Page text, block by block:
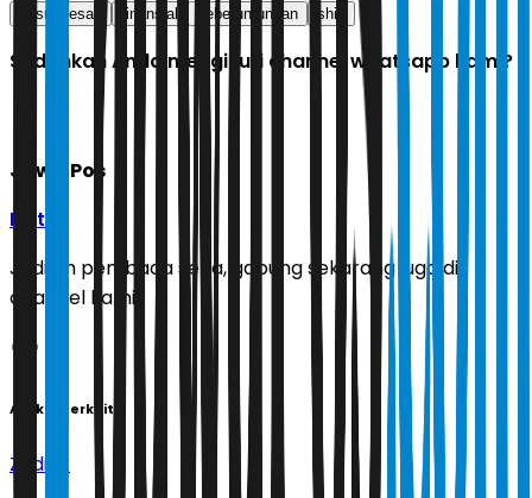
kesuksesan finansial keberuntungan shio
Sudahkah Anda mengikuti channel whatsapp kami?
Jawa Pos
Ikuti
Jadilah pembaca setia, gabung sekarang juga di
channel kami!
Artikel Terkait
Zodiak